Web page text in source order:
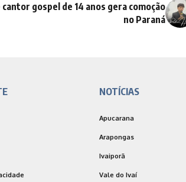
gospel de 14 anos gera comoção
no Paraná
NOTÍCIAS
Apucarana
Arapongas
Ivaiporã
Vale do Ivaí